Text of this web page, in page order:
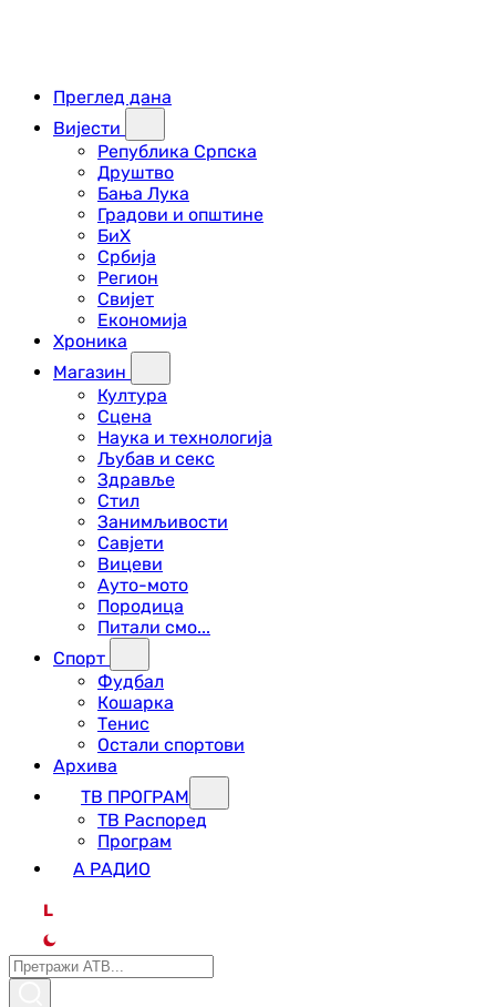
Преглед дана
Вијести
Република Српска
Друштво
Бања Лука
Градови и општине
БиХ
Србија
Регион
Свијет
Економија
Хроника
Магазин
Култура
Сцена
Наука и технологија
Љубав и секс
Здравље
Стил
Занимљивости
Савјети
Вицеви
Ауто-мото
Породица
Питали смо...
Спорт
Фудбал
Кошарка
Тенис
Остали спортови
Архива
ТВ ПРОГРАМ
ТВ Распоред
Програм
А РАДИО
L